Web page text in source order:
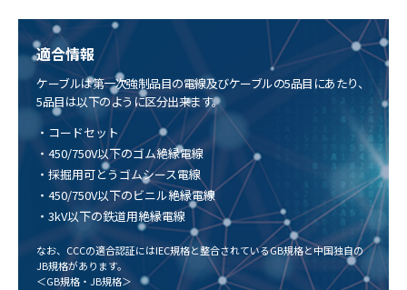
適合情報
ケーブルは第一次強制品目の電線及びケーブルの5品目にあたり、
5品目は以下のように区分出来ます。
・ コードセット
・ 450/750V以下のゴム絶縁電線
・ 採掘用可とうゴムシース電線
・ 450/750V以下のビニル絶縁電線
・ 3kV以下の鉄道用絶縁電線
なお、CCCの適合認証にはIEC規格と整合されているGB規格と中国独自の
JB規格があります。
＜GB規格・JB規格＞